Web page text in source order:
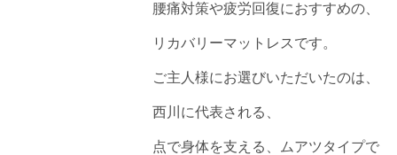
腰痛対策や疲労回復におすすめの、
リカバリーマットレスです。
ご主人様にお選びいただいたのは、
西川に代表される、
点で身体を支える、ムアツタイプで